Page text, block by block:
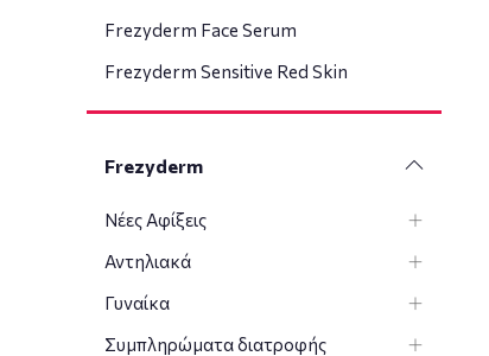
Frezyderm Face Serum
Frezyderm Sensitive Red Skin
Frezyderm
Νέες Αφίξεις
Αντηλιακά
Γυναίκα
Συμπληρώματα διατροφής